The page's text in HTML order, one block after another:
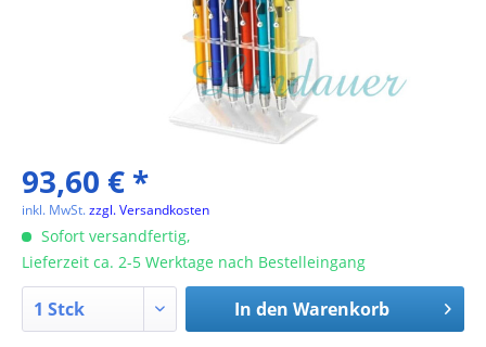
93,60 € *
inkl. MwSt.zzgl. Versandkosten
Sofort versandfertig,
Lieferzeit ca. 2-5 Werktage nach Bestelleingang
In den Warenkorb